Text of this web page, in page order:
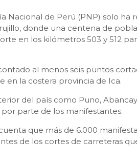
Nacional de Perú (PNP) solo ha
donde una centena de
en los kilómetros 503 y 512
al menos seis puntos
en la costera provincia de Ica.
del país como Puno,
parte de los manifestantes.
que más de 6.000
de los cortes de carreteras